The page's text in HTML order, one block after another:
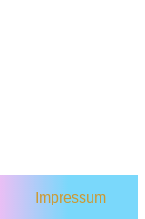
Impressum